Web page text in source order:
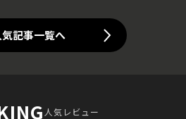
気記事一覧へ
人気レビュー